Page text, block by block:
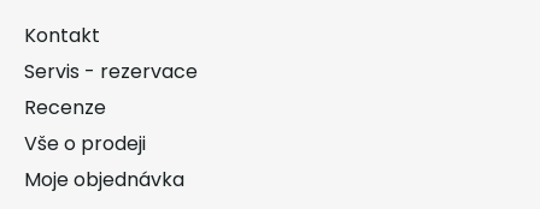
Kontakt
Servis - rezervace
Recenze
Vše o prodeji
Moje objednávka